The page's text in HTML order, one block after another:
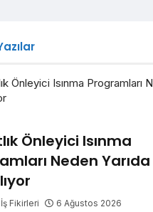
Önleyici Isınma
Neden Yarıda
Fikirleri 6 Ağustos 2026